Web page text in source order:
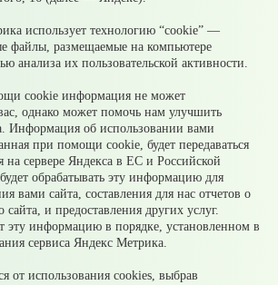
могут получать социальные
за обучение и лечение друг друга
на имущество детей: как родителям
налог по прогрессивной шкале
онлайн – калькулятора НДФЛ
использует технологию “cookie” —
файлы, размещаемые на компьютере
анализа их пользовательской активности.
cookie информация не может
однако может помочь нам улучшить
Информация об использовании вами
при помощи cookie, будет передаваться
на сервере Яндекса в ЕС и Российской
обрабатывать эту информацию для
вами сайта, составления для нас отчетов о
сайта, и предоставления других услуг.
эту информацию в порядке, установленном в
сервиса Яндекс Метрика.
от использования cookies, выбрав
сайт Муниципального округа
области